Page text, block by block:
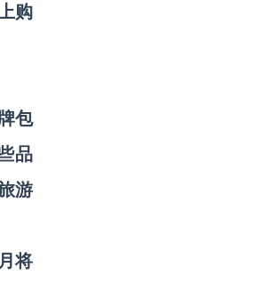
购
包
品
游
将